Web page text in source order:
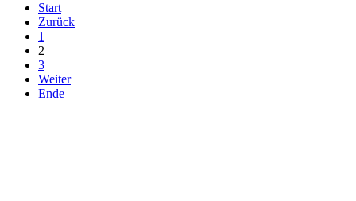
Start
Zurück
1
2
3
Weiter
Ende